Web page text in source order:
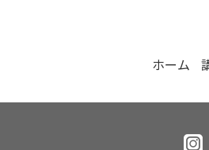
ホーム